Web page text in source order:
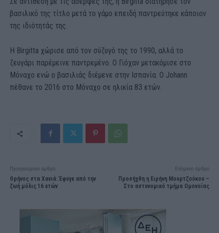
βασιλικό της τίτλο μετά το γάμο επειδή παντρεύτηκε κάποιον
της ιδιότητάς της.
Η Birgitta χώρισε από τον σύζυγό της το 1990, αλλά το
ζευγάρι παρέμεινε παντρεμένο. Ο Γιόχαν μετακόμισε στο
Μόναχο ενώ ο βασιλιάς διέμενε στην Ισπανία. Ο Johann
πέθανε το 2016 στο Μόναχο σε ηλικία 83 ετών.
Προηγούμενο άρθρο
Θρήνος στα Χανιά: Έφυγε από την
ζωή μόλις 16 ετών
Επόμενο άρθρο
Προσήχθη η Ειρήνη Μουρτζούκου –
Στο αστυνομικό τμήμα Ομονοίας